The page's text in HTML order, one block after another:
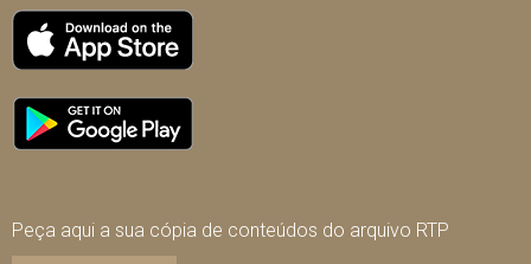
Peça aqui a sua cópia de conteúdos do arquivo RTP